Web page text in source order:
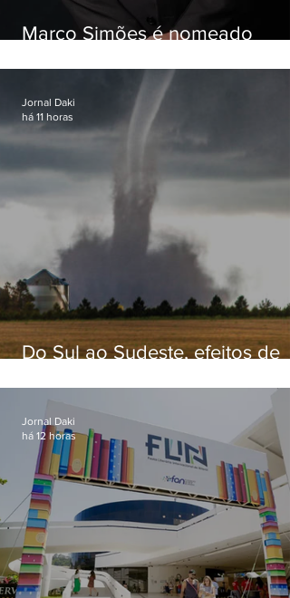
Marco Simões é nomeado
Do Sul ao Sudeste, efeitos de
apreensão na população
Jornal Daki
há 11 horas
Jornal Daki
há 12 horas